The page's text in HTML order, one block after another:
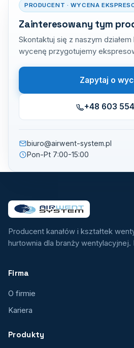
PRODUCENT · WYCENA
Zainteresowany tym
Skontaktuj się z naszym
wycenę przygotujemy
Zapytaj o
+48 603
biuro@airwent-system.pl
Pon-Pt 7:00-15:00
Producent kanałów i kształtek
hurtownia dla branży wentylacyjnej.
Firma
O firmie
Kariera
Produkty